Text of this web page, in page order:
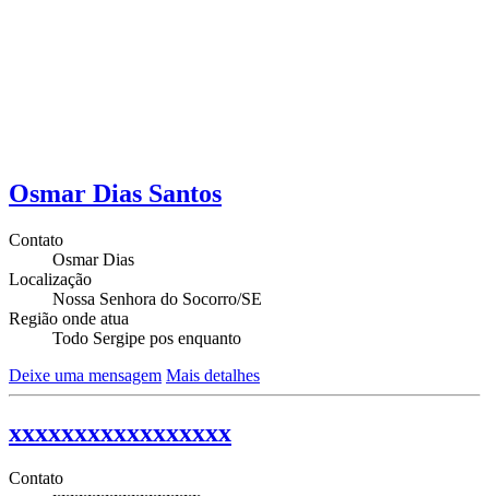
Osmar Dias Santos
Contato
Osmar Dias
Localização
Nossa Senhora do Socorro/SE
Região onde atua
Todo Sergipe pos enquanto
Deixe uma mensagem Mais detalhes
xxxxxxxxxxxxxxxxx
Contato